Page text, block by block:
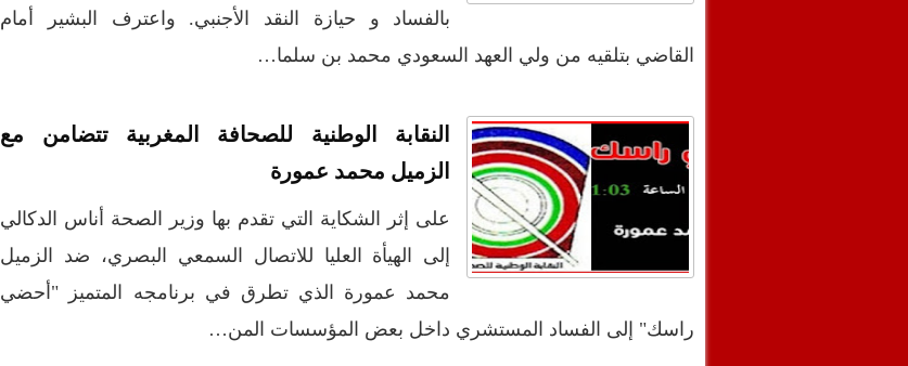
بالفساد و حيازة النقد الأجنبي. واعترف البشير أمام
القاضي بتلقيه من ولي العهد السعودي محمد بن سلما…
النقابة الوطنية للصحافة المغربية تتضامن مع
الزميل محمد عمورة
على إثر الشكاية التي تقدم بها وزير الصحة أناس الدكالي
إلى الهيأة العليا للاتصال السمعي البصري، ضد الزميل
محمد عمورة الذي تطرق في برنامجه المتميز "أحضي
راسك" إلى الفساد المستشري داخل بعض المؤسسات المن…